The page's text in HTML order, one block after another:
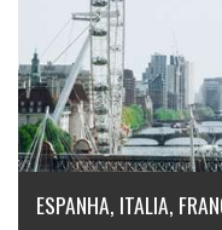
ESPANHA, ITALIA,